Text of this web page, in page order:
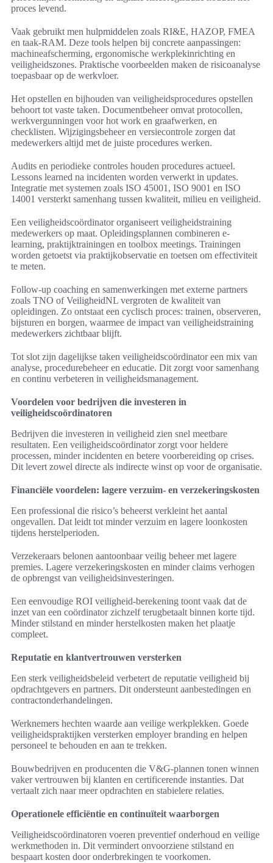
proces levend.
Vaak gebruikt men hulpmiddelen zoals RI&E, HAZOP, FMEA
en taak-RAM. Deze tools helpen bij concrete aanpassingen:
machineafscherming, ergonomische werkplekinrichting en
veiligheidszones. Praktische voorbeelden maken de risicoanalyse
toepasbaar op de werkvloer.
Het opstellen en bijhouden van veiligheidsprocedures opstellen
behoort tot vaste taken. Documentbeheer omvat protocollen,
werkvergunningen voor hot work en graafwerken, en
checklisten. Wijzigingsbeheer en versiecontrole zorgen dat
medewerkers altijd met de juiste procedures werken.
Audits en periodieke controles houden procedures actueel.
Lessons learned na incidenten worden verwerkt in updates.
Integratie met systemen zoals ISO 45001, ISO 9001 en ISO
14001 versterkt samenhang tussen kwaliteit, milieu en veiligheid.
Een veiligheidscoördinator organiseert veiligheidstraining
medewerkers op maat. Opleidingsplannen combineren e-
learning, praktijktrainingen en toolbox meetings. Trainingen
worden getoetst via praktijkobservatie en toetsen om effectiviteit
te meten.
Follow-up coaching en samenwerkingen met externe partners
zoals TNO of VeiligheidNL vergroten de kwaliteit van
opleidingen. Zo ontstaat een cyclisch proces: trainen, observeren,
bijsturen en borgen, waarmee de impact van veiligheidstraining
medewerkers zichtbaar blijft.
Tot slot zijn dagelijkse taken veiligheidscoördinator een mix van
analyse, procedurebeheer en educatie. Dit zorgt voor samenhang
en continu verbeteren in veiligheidsmanagement.
Voordelen voor bedrijven die investeren in
veiligheidscoördinatoren
Bedrijven die investeren in veiligheid zien snel meetbare
resultaten. Een veiligheidscoördinator zorgt voor heldere
processen, minder incidenten en betere voorbereiding op crises.
Dit levert zowel directe als indirecte winst op voor de organisatie.
Financiële voordelen: lagere verzuim- en verzekeringskosten
Een professional die risico’s beheerst verkleint het aantal
ongevallen. Dat leidt tot minder verzuim en lagere loonkosten
tijdens herstelperioden.
Verzekeraars belonen aantoonbaar veilig beheer met lagere
premies. Lagere verzekeringskosten en minder claims verhogen
de opbrengst van veiligheidsinvesteringen.
Een eenvoudige ROI veiligheid-berekening toont vaak dat de
inzet van een coördinator zichzelf terugbetaalt binnen korte tijd.
Minder stilstand en minder herstelkosten maken het plaatje
compleet.
Reputatie en klantvertrouwen versterken
Een sterk veiligheidsbeleid verbetert de reputatie veiligheid bij
opdrachtgevers en partners. Dit ondersteunt aanbestedingen en
contractonderhandelingen.
Werknemers hechten waarde aan veilige werkplekken. Goede
veiligheidspraktijken versterken employer branding en helpen
personeel te behouden en aan te trekken.
Bouwbedrijven en producenten die V&G-plannen tonen winnen
vaker vertrouwen bij klanten en certificerende instanties. Dat
vertaalt zich naar meer opdrachten en stabielere relaties.
Operationele efficiëntie en continuïteit waarborgen
Veiligheidscoördinatoren voeren preventief onderhoud en veilige
werkmethoden in. Dit vermindert onvoorziene stilstand en
bespaart kosten door onderbrekingen te voorkomen.